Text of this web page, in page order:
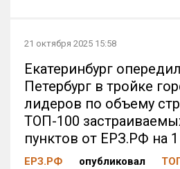
21 октября 2025 15:58
Екатеринбург
Петербург в тройке
лидеров по объему
ТОП-100
пунктов от ЕРЗ.РФ на
ЕРЗ.РФ опубликовал